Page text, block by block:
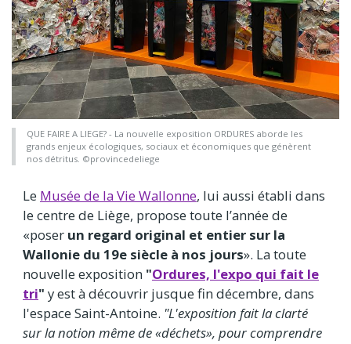
QUE FAIRE A LIEGE? - La nouvelle exposition ORDURES aborde les
grands enjeux écologiques, sociaux et économiques que génèrent
nos détritus. ©provincedeliege
Le Musée de la Vie Wallonne, lui aussi établi dans
le centre de Liège, propose toute l’année de
«poser un regard original et entier sur la
Wallonie du 19e siècle à nos jours». La toute
nouvelle exposition "Ordures, l'expo qui fait le
tri" y est à découvrir jusque fin décembre, dans
l'espace Saint-Antoine. "L'exposition fait la clarté
sur la notion même de «déchets», pour comprendre